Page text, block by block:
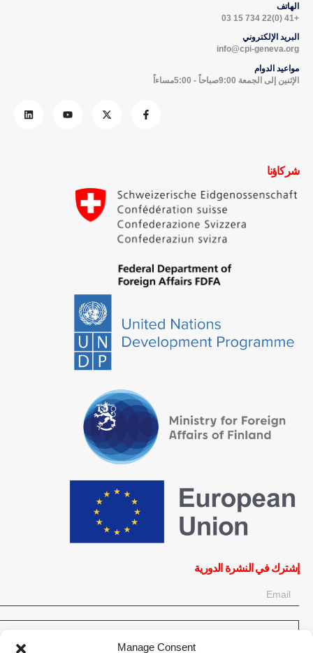
Manage Consent
الهاتف
+41 (0)22 734 15 03
البريد الإلكتروني
info@cpi-geneva.org
مواعيد الدوام
الإثنين إلى الجمعة 9:00صباحاً - 5:00مساءاً
شركاؤنا
إشترك في النشرة الدورية